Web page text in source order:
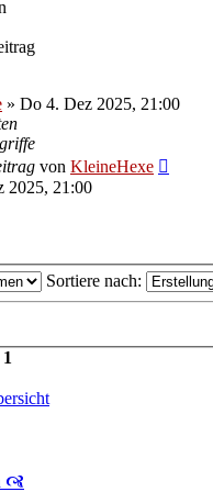
» Do 4. Dez 2025, 21:00
von KleineHexe
2025, 21:00
Sortiere nach:
1
🙧